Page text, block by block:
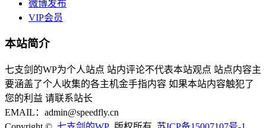
微博发布
VIP会员
本站简介
七支剑的WP为个人站点 站内评论不代表本站观点 站点内容主
要涵盖了个人收集的各主机金手指内容 如果本站内容触犯了
您的利益 请联系站长
EMAIL：admin@speedfly.cn